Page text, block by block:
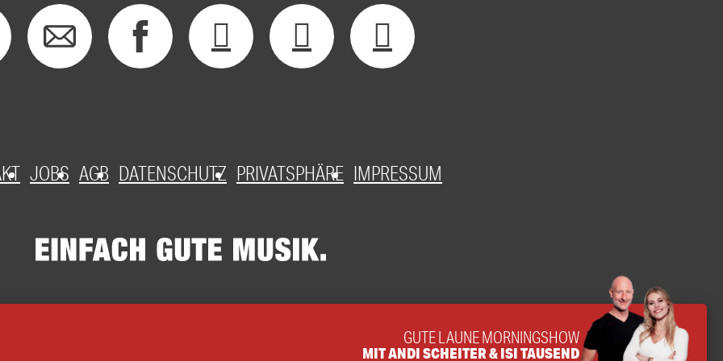
JOBS AGB DATENSCHUTZ PRIVATSPHÄRE IMPRESSUM
GUTE LAUNE MORNINGSHOW
MIT ANDI SCHEITER & ISI TAUSEND